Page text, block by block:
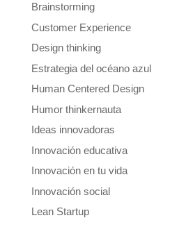
Brainstorming
Customer Experience
Design thinking
Estrategia del océano azul
Human Centered Design
Humor thinkernauta
Ideas innovadoras
Innovación educativa
Innovación en tu vida
Innovación social
Lean Startup